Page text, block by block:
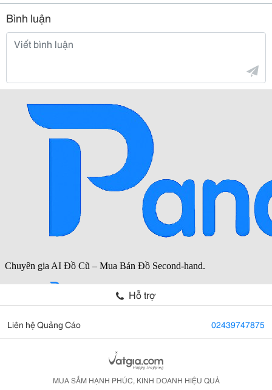
Bình luận
Hỗ trợ
Liên hệ Quảng Cáo 02439747875
MUA SẮM HẠNH PHÚC, KINH DOANH HIỆU QUẢ